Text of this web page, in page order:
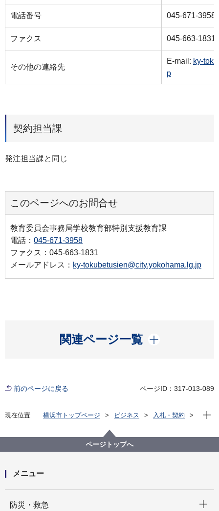
電話番号 045-671-3958
ファクス 045-663-1831
その他の連絡先
E-mail: ky-
p
契約担当課
発注担当課と同じ
このページへのお問合せ
教育委員会事務局学校教育部特別支援教育課
電話： 045-671-3958
ファクス：045-663-1831
メールアドレス： ky-tokubetusien@city.yokohama.lg.jp
関連ページ一覧
開く
前のページに戻る ページID：317-013-089
現在位置 横浜市トップページ ビジネス
入札・契約
【入札結果掲載】【公募型指名競争入札】難聴・言語
障害通級指導教室備品の点検等業務委託
現在
ページトップへ
メニュー
防災・救急